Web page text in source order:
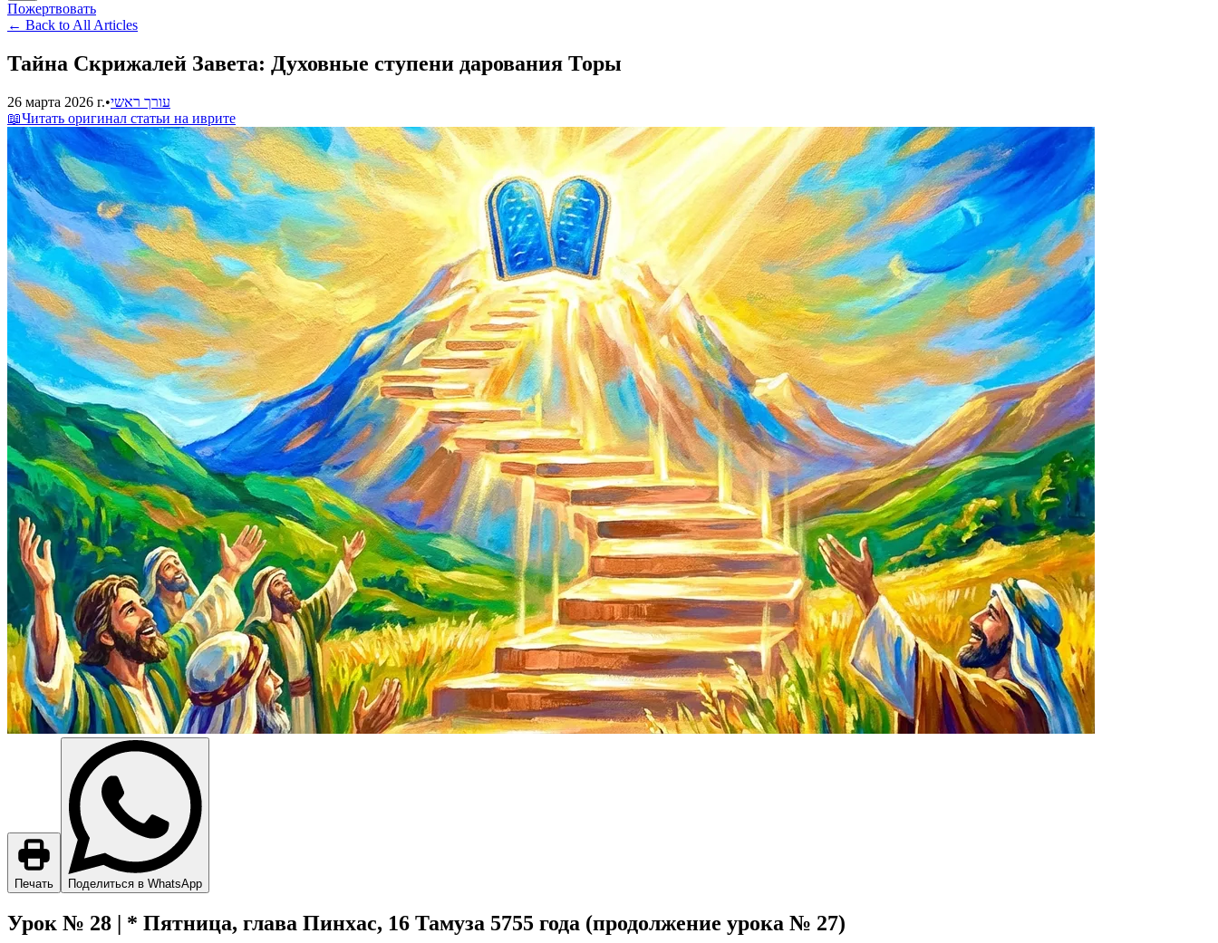
Пожертвовать
← Back to All Articles
Тайна Скрижалей Завета: Духовные ступени дарования Торы
26 марта 2026 г.•עורך ראשי
📖Читать оригинал статьи на иврите
Печать Поделиться в WhatsApp
Урок № 28 | * Пятница, глава Пинхас, 16 Тамуза 5755 года (продолжение урока № 27)